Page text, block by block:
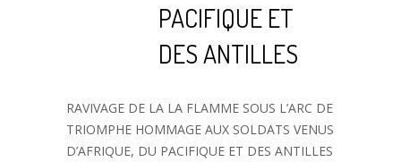
PACIFIQUE ET
DES ANTILLES
RAVIVAGE DE LA LA FLAMME SOUS L’ARC DE
TRIOMPHE HOMMAGE AUX SOLDATS VENUS
D’AFRIQUE, DU PACIFIQUE ET DES ANTILLES